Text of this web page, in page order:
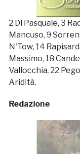
2 Di Pasquale, 3
Mancuso, 9
N'Tow, 14
Massimo, 18
Vallocchia, 22
Aridità.
Redazione